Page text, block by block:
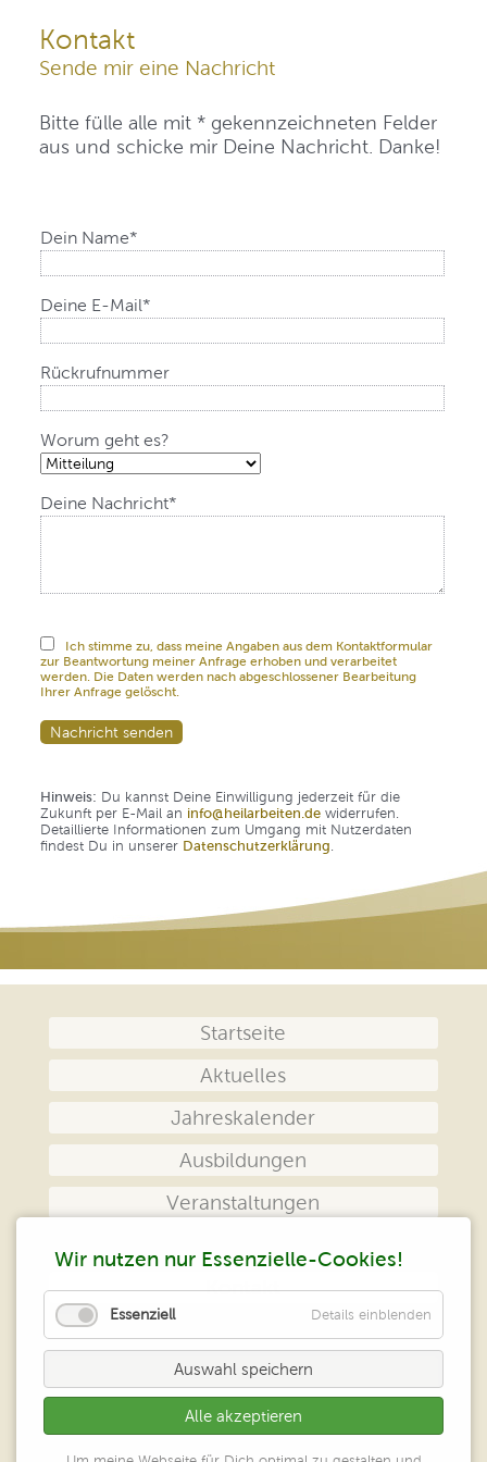
Kontakt
Sende mir eine Nachricht
Bitte fülle alle mit * gekennzeichneten Felder
aus und schicke mir Deine Nachricht. Danke!
Pflichtfeld
Dein Name*
Pflichtfeld
Deine E-Mail*
Rückrufnummer
Worum geht es?
Pflichtfeld
Deine Nachricht*
Ich stimme zu, dass meine Angaben aus dem Kontaktformular
zur Beantwortung meiner Anfrage erhoben und verarbeitet
werden. Die Daten werden nach abgeschlossener Bearbeitung
Ihrer Anfrage gelöscht.
Nachricht senden
Hinweis: Du kannst Deine Einwilligung jederzeit für die
Zukunft per E-Mail an info@heilarbeiten.de widerrufen.
Detaillierte Informationen zum Umgang mit Nutzerdaten
findest Du in unserer Datenschutzerklärung.
überspringen
Startseite
Aktuelles
Jahreskalender
Ausbildungen
Veranstaltungen
Kontakt
Datenschutz
Wir nutzen nur Essenzielle-Cookies!
Essenziell Details einblenden
Auswahl speichern
Alle akzeptieren